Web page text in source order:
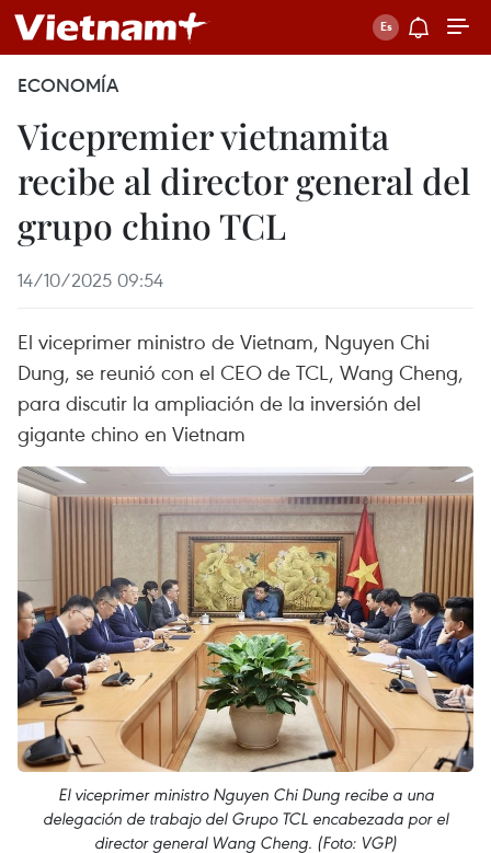
ECONOMÍA
Vicepremier vietnamita
recibe al director general del
grupo chino TCL
14/10/2025 09:54
El viceprimer ministro de Vietnam, Nguyen Chi
Dung, se reunió con el CEO de TCL, Wang Cheng,
para discutir la ampliación de la inversión del
gigante chino en Vietnam
El viceprimer ministro Nguyen Chi Dung recibe a una
delegación de trabajo del Grupo TCL encabezada por el
director general Wang Cheng. (Foto: VGP)